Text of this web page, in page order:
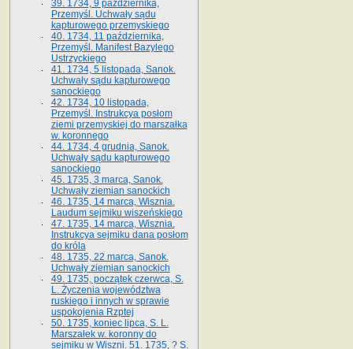
39. 1734, 9 października,
Przemyśl. Uchwały sądu
kapturowego przemyskiego
40. 1734, 11 października,
Przemyśl. Manifest Bazylego
Ustrzyckiego
41. 1734, 5 listopada, Sanok.
Uchwały sądu kapturowego
sanockiego
42. 1734, 10 listopada,
Przemyśl. Instrukcya posłom
ziemi przemyskiej do marszałka
w. koronnego
44. 1734, 4 grudnia, Sanok.
Uchwały sądu kapturowego
sanockiego
45. 1735, 3 marca, Sanok.
Uchwały ziemian sanockich
46. 1735, 14 marca, Wisznia.
Laudum sejmiku wiszeńskiego
47. 1735, 14 marca, Wisznia.
Instrukcya sejmiku dana posłom
do króla
48. 1735, 22 marca, Sanok.
Uchwały ziemian sanockich
49. 1735, początek czerwca, S.
L. Życzenia województwa
ruskiego i innych w sprawie
uspokojenia Rzptej
50. 1735, koniec lipca, S. L.
Marszałek w. koronny do
sejmiku w Wiszni. 51. 1735, ? S.